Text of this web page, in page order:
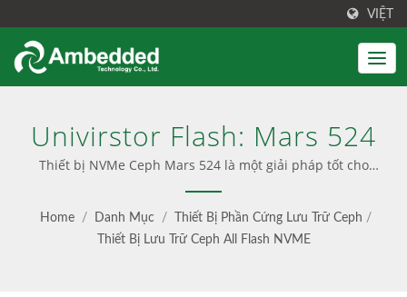
VIỆT
Univirstor Flash: Mars 524
Thiết bị NVMe Ceph Mars 524 là một giải pháp tốt cho
một cụm lớn để tiết kiệm chi phí về phần cứng và không
gian giá đỡ. | Giải pháp Ceph tích hợp với cài đặt dễ
dàng, phần mềm được cấu hình sẵn và giao diện người
dùng thân thiện. Cũng cung cấp tư vấn Ceph, dịch vụ
Home / Danh Mục / Thiết Bị Phần Cứng Lưu Trữ Ceph /
Thiết Bị Lưu Trữ Ceph All Flash NVME